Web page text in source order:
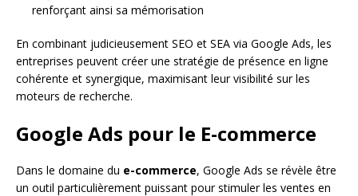
renforçant ainsi sa mémorisation
En combinant judicieusement SEO et SEA via Google Ads, les
entreprises peuvent créer une stratégie de présence en ligne
cohérente et synergique, maximisant leur visibilité sur les
moteurs de recherche.
Google Ads pour le E-commerce
Dans le domaine du e-commerce, Google Ads se révèle être
un outil particulièrement puissant pour stimuler les ventes en